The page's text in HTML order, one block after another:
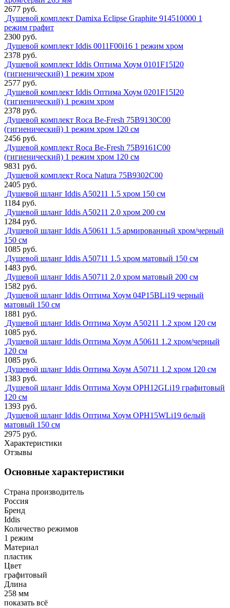
2677 руб.
Душевой комплект Damixa Eclipse Graphite 914510000 1
режим графит
2300 руб.
Душевой комплект Iddis 0011F00i16 1 режим хром
2378 руб.
Душевой комплект Iddis Оптима Хоум 0101F15I20
(гигиенический) 1 режим хром
2577 руб.
Душевой комплект Iddis Оптима Хоум 0201F15I20
(гигиенический) 1 режим хром
2378 руб.
Душевой комплект Roca Be-Fresh 75B9130C00
(гигиенический) 1 режим хром 120 см
2456 руб.
Душевой комплект Roca Be-Fresh 75B9161C00
(гигиенический) 1 режим хром 120 см
9831 руб.
Душевой комплект Roca Natura 75B9302C00
2405 руб.
Душевой шланг Iddis A50211 1.5 хром 150 см
1184 руб.
Душевой шланг Iddis A50211 2.0 хром 200 см
1284 руб.
Душевой шланг Iddis A50611 1.5 армированный хром/черный
150 см
1085 руб.
Душевой шланг Iddis A50711 1.5 хром матовый 150 см
1483 руб.
Душевой шланг Iddis A50711 2.0 хром матовый 200 см
1582 руб.
Душевой шланг Iddis Оптима Хоум 04P15BLi19 черный
матовый 150 см
1881 руб.
Душевой шланг Iddis Оптима Хоум A50211 1.2 хром 120 см
1085 руб.
Душевой шланг Iddis Оптима Хоум A50611 1.2 хром/черный
120 см
1085 руб.
Душевой шланг Iddis Оптима Хоум A50711 1.2 хром 120 см
1383 руб.
Душевой шланг Iddis Оптима Хоум OPH12GLi19 графитовый
120 см
1393 руб.
Душевой шланг Iddis Оптима Хоум OPH15WLi19 белый
матовый 150 см
2975 руб.
Характеристики
Отзывы
Основные характеристики
Страна производитель
Россия
Бренд
Iddis
Количество режимов
1 режим
Материал
пластик
Цвет
графитовый
Длина
258 мм
показать всё